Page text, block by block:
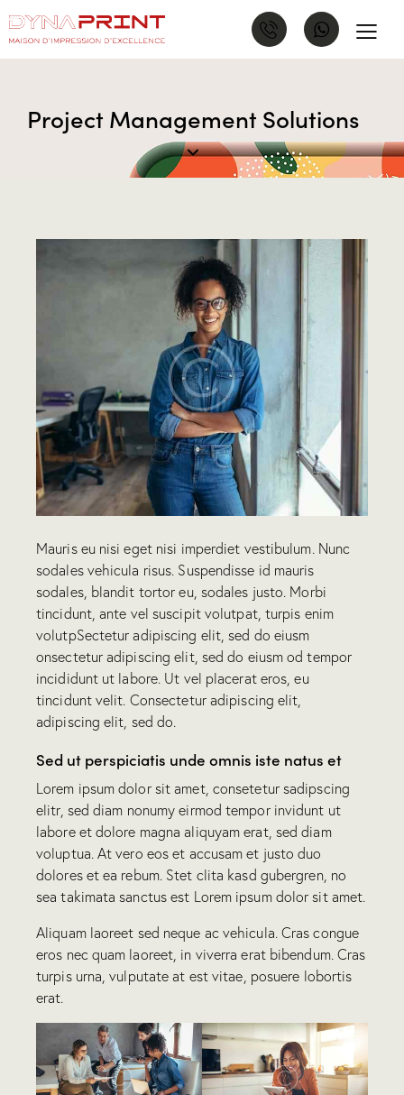
Project Management Solutions
Mauris eu nisi eget nisi imperdiet vestibulum. Nunc
sodales vehicula risus. Suspendisse id mauris
sodales, blandit tortor eu, sodales justo. Morbi
tincidunt, ante vel suscipit volutpat, turpis enim
volutpSectetur adipiscing elit, sed do eiusm
onsectetur adipiscing elit, sed do eiusm od tempor
incididunt ut labore. Ut vel placerat eros, eu
tincidunt velit. Consectetur adipiscing elit,
adipiscing elit, sed do.
Sed ut perspiciatis unde omnis iste natus et
Lorem ipsum dolor sit amet, consetetur sadipscing
elitr, sed diam nonumy eirmod tempor invidunt ut
labore et dolore magna aliquyam erat, sed diam
voluptua. At vero eos et accusam et justo duo
dolores et ea rebum. Stet clita kasd gubergren, no
sea takimata sanctus est Lorem ipsum dolor sit amet.
Aliquam laoreet sed neque ac vehicula. Cras congue
eros nec quam laoreet, in viverra erat bibendum. Cras
turpis urna, vulputate at est vitae, posuere lobortis
erat.